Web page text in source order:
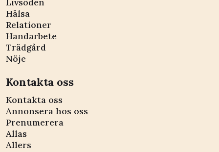
Hälsa
Relationer
Handarbete
Trädgård
Nöje
Kontakta oss
Kontakta oss
Annonsera hos oss
Prenumerera
Allas
Allers